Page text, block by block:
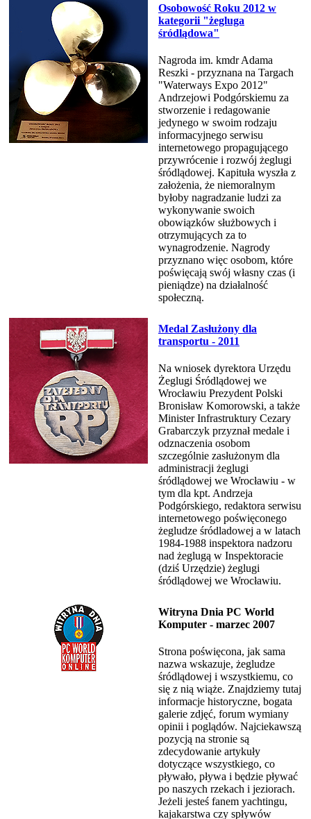
Osobowość Roku 2012 w
kategorii "żegluga
śródlądowa"
Nagroda im. kmdr Adama
Reszki - przyznana na Targach
"Waterways Expo 2012"
Andrzejowi Podgórskiemu za
stworzenie i redagowanie
jedynego w swoim rodzaju
informacyjnego serwisu
internetowego propagującego
przywrócenie i rozwój żeglugi
śródlądowej. Kapituła wyszła z
założenia, że niemoralnym
byłoby nagradzanie ludzi za
wykonywanie swoich
obowiązków służbowych i
otrzymujących za to
wynagrodzenie. Nagrody
przyznano więc osobom, które
poświęcają swój własny czas (i
pieniądze) na działalność
społeczną.
Medal Zasłużony dla
transportu - 2011
Na wniosek dyrektora Urzędu
Żeglugi Śródlądowej we
Wrocławiu Prezydent Polski
Bronisław Komorowski, a także
Minister Infrastruktury Cezary
Grabarczyk przyznał medale i
odznaczenia osobom
szczególnie zasłużonym dla
administracji żeglugi
śródlądowej we Wrocławiu - w
tym dla kpt. Andrzeja
Podgórskiego, redaktora serwisu
internetowego poświęconego
żegludze śródladowej a w latach
1984-1988 inspektora nadzoru
nad żeglugą w Inspektoracie
(dziś Urzędzie) żeglugi
śródlądowej we Wrocławiu.
Witryna Dnia PC World
Komputer - marzec 2007
Strona poświęcona, jak sama
nazwa wskazuje, żegludze
śródlądowej i wszystkiemu, co
się z nią wiąże. Znajdziemy tutaj
informacje historyczne, bogata
galerie zdjęć, forum wymiany
opinii i poglądów. Najciekawszą
pozycją na stronie są
zdecydowanie artykuły
dotyczące wszystkiego, co
pływało, pływa i będzie pływać
po naszych rzekach i jeziorach.
Jeżeli jesteś fanem yachtingu,
kajakarstwa czy spływów